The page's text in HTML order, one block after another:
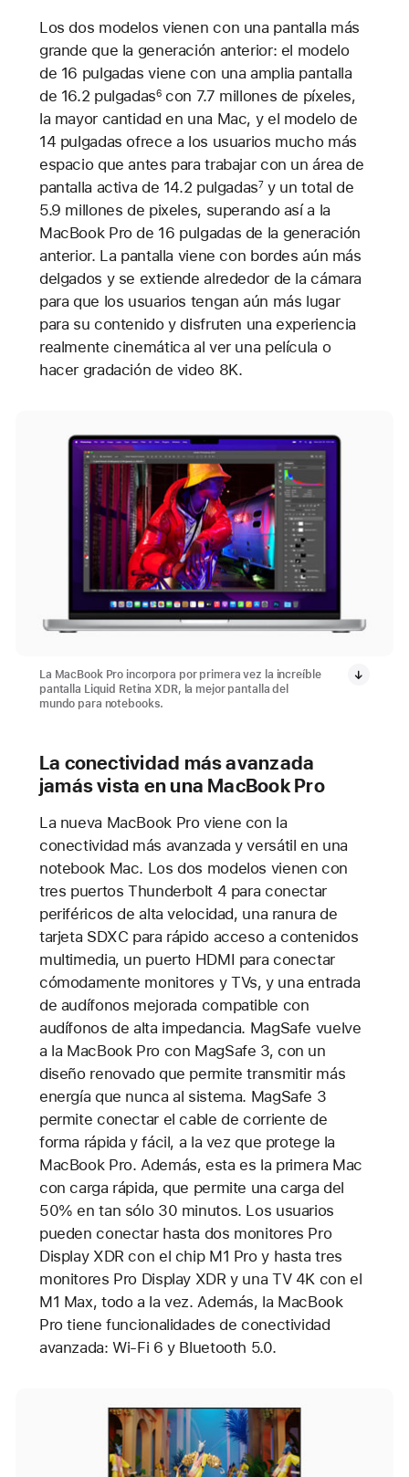
Los dos modelos vienen con una pantalla más
grande que la generación anterior: el modelo
de 16 pulgadas viene con una amplia pantalla
de 16.2 pulgadas6con 7.7 millones de píxeles,
la mayor cantidad en una Mac, y el modelo de
14 pulgadas ofrece a los usuarios mucho más
espacio que antes para trabajar con un área de
pantalla activa de 14.2 pulgadas7y un total de
5.9 millones de pixeles, superando así a la
MacBook Pro de 16 pulgadas de la generación
anterior. La pantalla viene con bordes aún más
delgados y se extiende alrededor de la cámara
para que los usuarios tengan aún más lugar
para su contenido y disfruten una experiencia
realmente cinemática al ver una película o
hacer gradación de video 8K.
La MacBook Pro incorpora por primera vez la increíble
pantalla Liquid Retina XDR, la mejor pantalla del
mundo para notebooks.
La conectividad más avanzada
jamás vista en una MacBook Pro
La nueva MacBook Pro viene con la
conectividad más avanzada y versátil en una
notebook Mac. Los dos modelos vienen con
tres puertos Thunderbolt 4 para conectar
periféricos de alta velocidad, una ranura de
tarjeta SDXC para rápido acceso a contenidos
multimedia, un puerto HDMI para conectar
cómodamente monitores y TVs, y una entrada
de audífonos mejorada compatible con
audífonos de alta impedancia. MagSafe vuelve
a la MacBook Pro con MagSafe 3, con un
diseño renovado que permite transmitir más
energía que nunca al sistema. MagSafe 3
permite conectar el cable de corriente de
forma rápida y fácil, a la vez que protege la
MacBook Pro. Además, esta es la primera Mac
con carga rápida, que permite una carga del
50% en tan sólo 30 minutos. Los usuarios
pueden conectar hasta dos monitores Pro
Display XDR con el chip M1 Pro y hasta tres
monitores Pro Display XDR y una TV 4K con el
M1 Max, todo a la vez. Además, la MacBook
Pro tiene funcionalidades de conectividad
avanzada: Wi-Fi 6 y Bluetooth 5.0.